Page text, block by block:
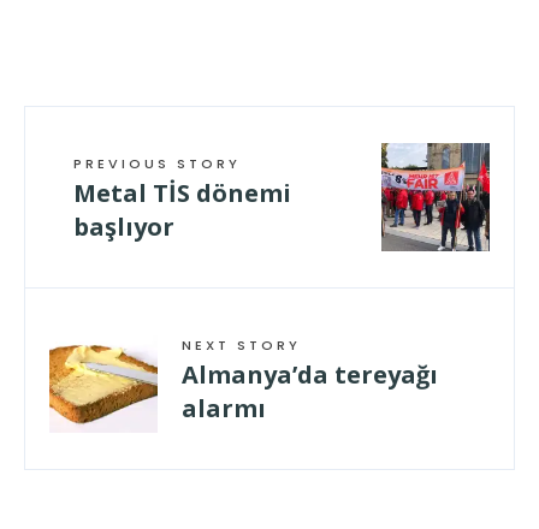
PREVIOUS STORY
Metal TİS dönemi
başlıyor
NEXT STORY
Almanya’da tereyağı
alarmı